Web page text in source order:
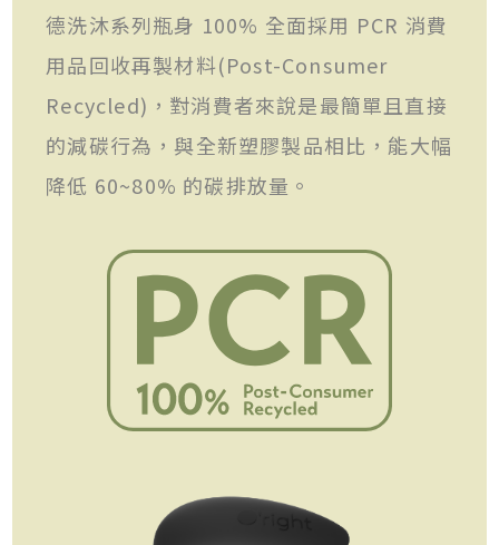
德洗沐系列瓶身 100% 全面採用 PCR 消費
用品回收再製材料(Post-Consumer
Recycled)，對消費者來說是最簡單且直接
的減碳行為，與全新塑膠製品相比，能大幅
降低 60~80% 的碳排放量。